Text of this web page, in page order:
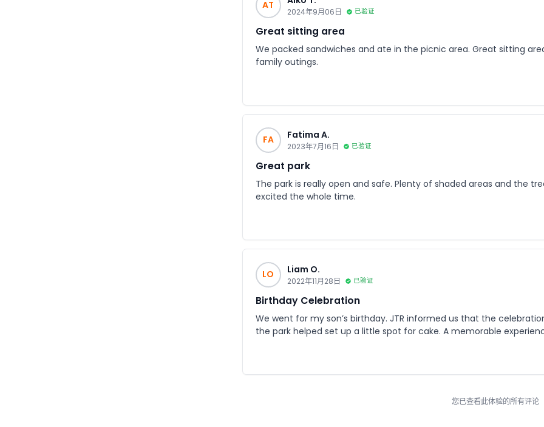
AT
2024年9月06日 已验证
Great sitting area
We packed sandwiches and ate in the picnic area. Great sitting
family outings.
FA Fatima A.
2023年7月16日 已验证
Great park
The park is really open and safe. Plenty of shaded areas and the
excited the whole time.
LO Liam O.
2022年11月28日 已验证
Birthday Celebration
We went for my son’s birthday. JTR informed us that the
the park helped set up a little spot for cake. A memorable
您已查看此体验的所有评论